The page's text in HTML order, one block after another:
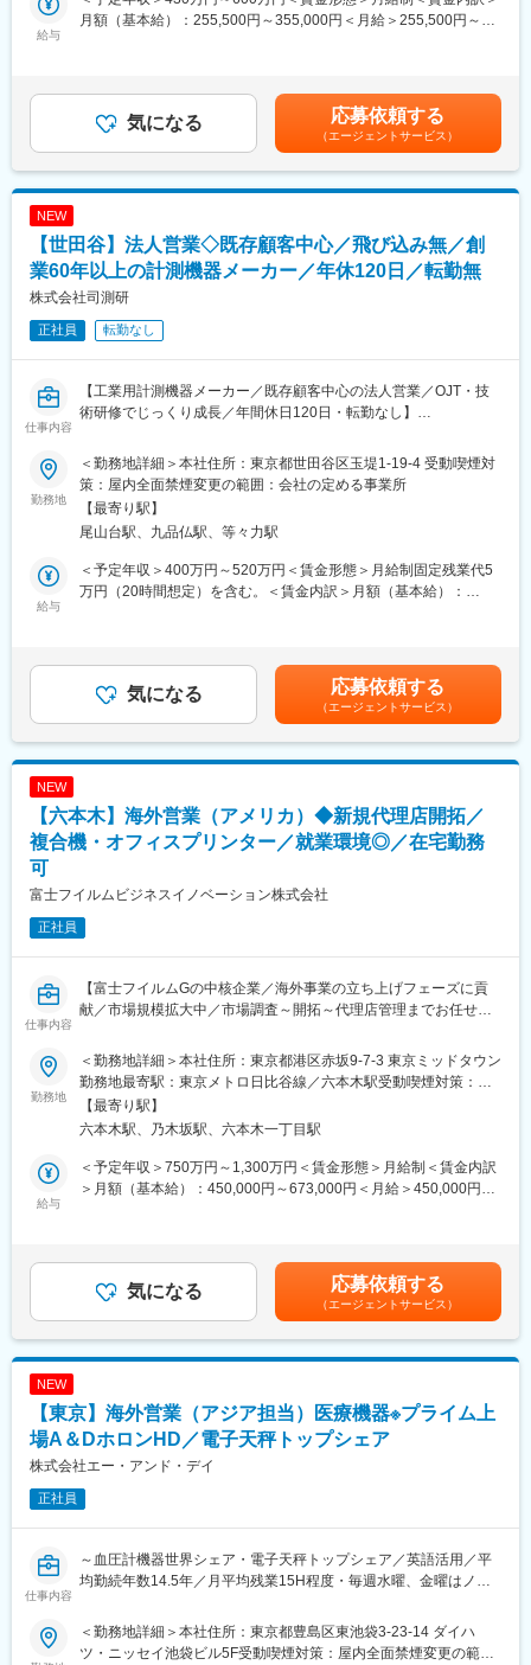
す。
ーのお客様にご提案いただくお仕事です。
■業界について：
半導体業界においては、AI（人工知能）の普及拡大を背景とした
車の電動化・高度運転支援システム（ADAS）の進展、産業機器
り、今後も高い需要が見込まれています。
近年、急速な進化を遂げる生成AIやデータセンター、自動運転車
（EV）、そしてエネルギー効率を左右するパワーデバイスにいた
るまで、最先端の半導体技術は次世代の社会インフラを支える中
核となっています。
査装置の設計、製作、アフターサービスまでを一貫して提供。
テセックの高度な技術力は、進化し続ける半導体の品質と信頼性
技術や品質の高さ等からテキサス・インスツルメンツ社より、そ
の年の最も貢献度の高いサプライヤーに贈られる SEA（Supplier
はもちろんのこと、企業力の高さが魅力の一つでもあります。
給与
月額（基本給）：255,500円～355,000円＜月給＞255,500円～
給(月額)は固定手当を含めた表記です。
気になる 応募依頼する
（エージェントサービス）
NEW
【世田谷】法人営業◇既存顧客中心／飛び込み無／創
業60年以上の計測機器メーカー／年休120日／転勤無
株式会社司測研
正社員 転勤なし
仕事内容
【工業用計測機器メーカー／既存顧客中心の法人営業／OJT・技
術研修でじっくり成長／年間休日120日・転勤なし】
■業務概要：
当社は工業用計測機器の開発・製造・販売・現場対応まで一貫し
て行うメーカーです。営業職として既存顧客（自動車メーカー、
官公庁、研究機関、大学など）へのルートセールスを中心に、製
品のご提案から納品立会いまで幅広い業務を担当いただきます。
飛び込み営業や電話セールスはなく、信頼関係を深める営業スタ
イルです。
・見積作成・仕様打合せ
・受注
器です。
宿泊を伴う出張（主に愛知・静岡・大阪など）も月2～3回程度あ
■組織構成：
営業部は4名体制。20代～60代まで幅広い世代が活躍し、それぞ
■業務の魅力：
に付けながら顧客の課題解決に貢献できます。既存顧客との信頼
関係を重視し、安定した取引基盤のもとじっくり成長できる点が
魅力です。
■教育体制：
入社後1か月～3か月は営業部長や先輩社員に同行しながら、知識
や経験を身に付けていただきます。その後もわからないことは先
年間休日120日、転勤なし。月平均残業20時間程度でワークライ
フバランスを保てます。
■企業の特徴/魅力：
当社は工業用計測機器の 開発設計 → 製造 → 販売 → 現場対応 を
一貫して行う会社です。圧力計・流量計・微粒子計など、社会イ
変更の範囲：会社の定める業務
勤務地
＜勤務地詳細＞本社住所：東京都世田谷区玉堤1-19-4 受動喫煙対
策：屋内全面禁煙変更の範囲：会社の定める事業所
【最寄り駅】
尾山台駅、九品仏駅、等々力駅
給与
＜予定年収＞400万円～520万円＜賃金形態＞月給制固定残業代5
万円（20時間想定）を含む。＜賃金内訳＞月額（基本給）：
残業手当＞有＜給与補足＞賞与3か月分。経験・年齢を考慮し決
定。賃金はあくまでも目安の金額であり、選考を通じて上下する
可能性があります。月給(月額)は固定手当を含めた表記です。
気になる 応募依頼する
（エージェントサービス）
NEW
【六本木】海外営業（アメリカ）◆新規代理店開拓／
複合機・オフィスプリンター／就業環境◎／在宅勤務
可
富士フイルムビジネスイノベーション株式会社
正社員
仕事内容
【富士フイルムGの中核企業／海外事業の立ち上げフェーズに貢
献／市場規模拡大中／市場調査～開拓～代理店管理までお任せ／
■業務概要：
当社の主力製品であるオフィスプリンタービジネス（複合機）の
海外事業立ち上げ・拡大をミッションとして、代理店開拓を担当
いただきます。
市場規模が拡大中の中東・南アフリカ、英国、欧州大陸市場に続
き、米国での事業参入・拡大を目指します。
定・契約
・新たなディーラー網の構築支援、既存ディーラーとの関係強化
・フレックスタイム制を導入しており、柔軟な働き方が可能
・残業時間は20～30時間、繁忙期でも35～45時間を想定
を築けるポジションです。
新しい市場開拓や複合機ビジネスの立ち上げに携わり、長期的な
キャリア形成が期待できます。
勤務地
＜勤務地詳細＞本社住所：東京都港区赤坂9-7-3 東京ミッドタウン
勤務地最寄駅：東京メトロ日比谷線／六本木駅受動喫煙対策：屋
内全面禁煙
【最寄り駅】
六本木駅、乃木坂駅、六本木一丁目駅
給与
＜予定年収＞750万円～1,300万円＜賃金形態＞月給制＜賃金内訳
＞月額（基本給）：450,000円～673,000円＜月給＞450,000円～
であり、選考を通じて上下する可能性があります。月給(月額)は固
定手当を含めた表記です。
気になる 応募依頼する
（エージェントサービス）
NEW
【東京】海外営業（アジア担当）医療機器※プライム上
場A＆DホロンHD／電子天秤トップシェア
株式会社エー・アンド・デイ
正社員
仕事内容
～血圧計機器世界シェア・電子天秤トップシェア／英語活用／平
均勤続年数14.5年／月平均残業15H程度・毎週水曜、金曜はノー
■業務概要
＜勤務地詳細＞本社住所：東京都豊島区東池袋3-23-14 ダイハ
ツ・ニッセイ池袋ビル5F受動喫煙対策：屋内全面禁煙変更の範